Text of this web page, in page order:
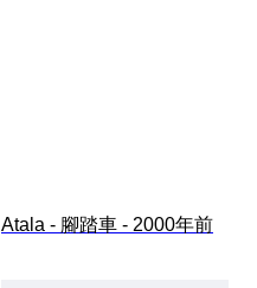
Atala - 腳踏車 - 2000年前